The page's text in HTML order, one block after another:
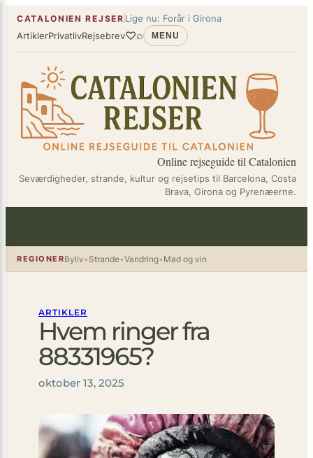
Spring
indhold
CATALONIEN REJSER Lige nu: Forår i Girona
ArtiklerPrivatlivRejsebrev♡⌕ MENU
Online rejseguide til Catalonien
Seværdigheder, strande, kultur og rejsetips til Barcelona, Costa
Brava, Girona og Pyrenæerne.
REGIONERByliv• Strande•Vandring• Mad og vin
ARTIKLER
Hvem ringer fra
88331965?
oktober 13, 2025